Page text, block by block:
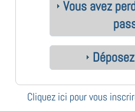
Vous avez
Cliquez ici pour vous